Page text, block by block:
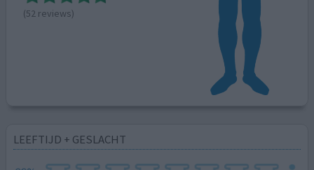
(52 reviews)
LEEFTIJD + GESLACHT